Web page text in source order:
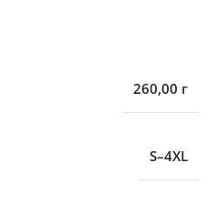
260,00 г
S–4XL